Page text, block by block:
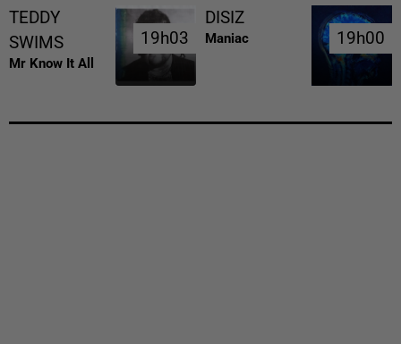
TEDDY
SWIMS
Mr Know It All
19h03
19h03
DISIZ
Maniac 19h00
19h00